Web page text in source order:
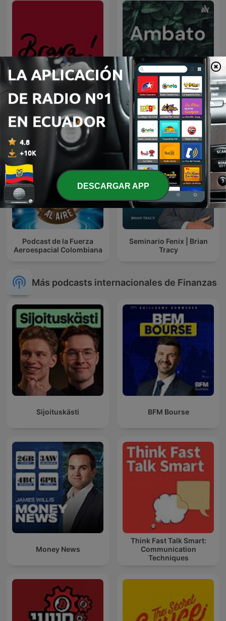
Brava! Ambato
Podcast de la Fuerza
Aeroespacial Colombiana
Seminario Fenix | Brian
Tracy
Más podcasts internacionales de Finanzas
Sijoituskästi BFM Bourse
Money News
Think Fast Talk Smart:
Communication
Techniques
DESCARGAR APP